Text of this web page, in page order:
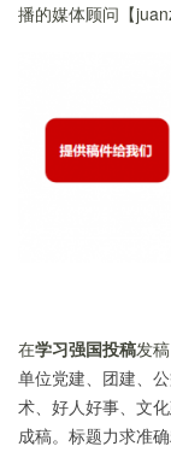
播的媒体顾问【
在学习强国投稿发稿
单位党建、团建、
术、好人好事、文
成稿。标题力求准